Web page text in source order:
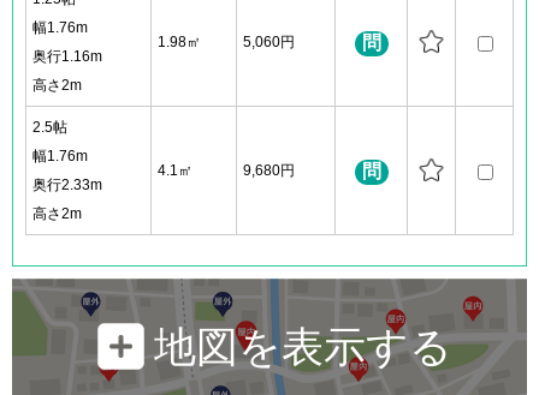
幅1.76m
奥行1.16m
高さ2m
1.98㎡ 5,060円 問
2.5帖
幅1.76m
奥行2.33m
高さ2m
4.1㎡ 9,680円 問
地図を表示する